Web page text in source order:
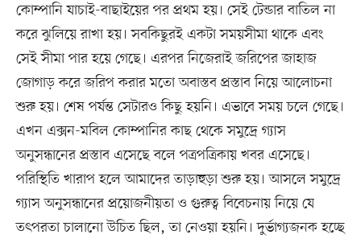
কোম্পানি যাচাই-বাছাইয়ের পর প্রথম হয়। সেই টেন্ডার বাতিল না
করে ঝুলিয়ে রাখা হয়। সবকিছুরই একটা সময়সীমা থাকে এবং
সেই সীমা পার হয়ে গেছে। এরপর নিজেরাই জরিপের জাহাজ
জোগাড় করে জরিপ করার মতো অবাস্তব প্রস্তাব নিয়ে আলোচনা
শুরু হয়। শেষ পর্যন্ত সেটারও কিছু হয়নি। এভাবে সময় চলে গেছে।
এখন এক্সন-মবিল কোম্পানির কাছ থেকে সমুদ্রে গ্যাস
অনুসন্ধানের প্রস্তাব এসেছে বলে পত্রপত্রিকায় খবর এসেছে।
পরিস্থিতি খারাপ হলে আমাদের তাড়াহুড়া শুরু হয়। আসলে সমুদ্রে
গ্যাস অনুসন্ধানের প্রয়োজনীয়তা ও গুরুত্ব বিবেচনায় নিয়ে যে
তৎপরতা চালানো উচিত ছিল, তা নেওয়া হয়নি। দুর্ভাগ্যজনক হচ্ছে